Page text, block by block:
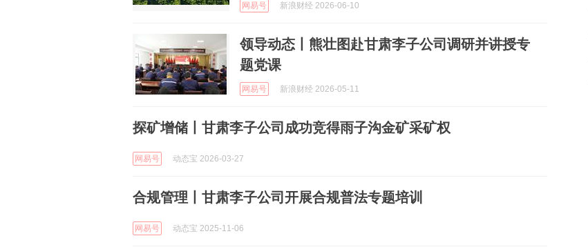
网易号 新浪财经 2026-06-10
领导动态丨熊壮图赴甘肃李子公司调研并讲授专
题党课
网易号 新浪财经 2026-05-11
探矿增储丨甘肃李子公司成功竞得雨子沟金矿采矿权
网易号 动态宝 2026-03-27
合规管理丨甘肃李子公司开展合规普法专题培训
网易号 动态宝 2025-11-06